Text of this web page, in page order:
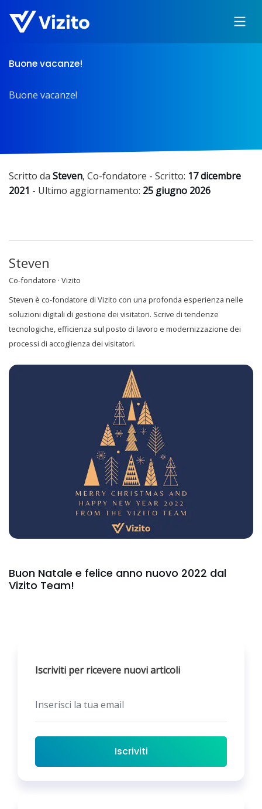
Buone vacanze!
Buone vacanze!
Scritto da Steven, Co-fondatore - Scritto: 17 dicembre
2021 - Ultimo aggiornamento: 25 giugno 2026
Buon Natale e felice anno nuovo 2022 dal
Vizito Team!
Steven
Co-fondatore · Vizito
Steven è co-fondatore di Vizito con una profonda esperienza nelle
soluzioni digitali di gestione dei visitatori. Scrive di tendenze
tecnologiche, efficienza sul posto di lavoro e modernizzazione dei
processi di accoglienza dei visitatori.
Iscriviti per ricevere nuovi articoli
Iscriviti